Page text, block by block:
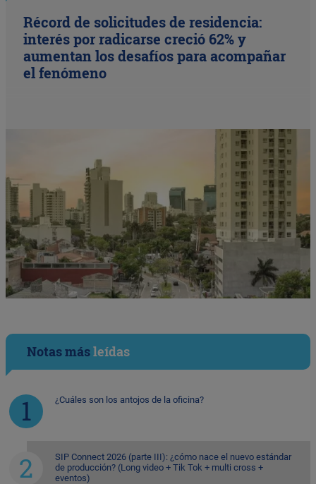
Récord de solicitudes de residencia:
interés por radicarse creció 62% y
aumentan los desafíos para acompañar
el fenómeno
Notas másleídas
¿Cuáles son los antojos de la oficina?
SIP Connect 2026 (parte III): ¿cómo nace el nuevo estándar
de producción? (Long video + Tik Tok + multi cross +
eventos)